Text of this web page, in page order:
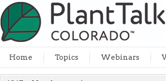
Home Topics Webinars